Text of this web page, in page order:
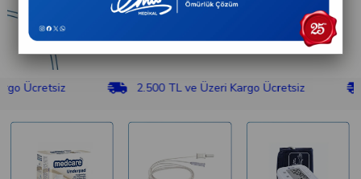
2.500 TL ve Üzeri Kargo Ücretsiz